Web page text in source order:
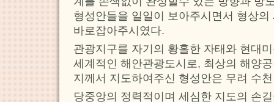
형성안들을 일일이 보아주시면서 형상
바로잡아주시였다.
관광지구를 자기의 황홀한 자태와 현대
세계적인 해안관광도시로, 최상의 해양
지께서 지도하여주신 형성안은 무려 수
당중앙의 정력적이며 세심한 지도의 손